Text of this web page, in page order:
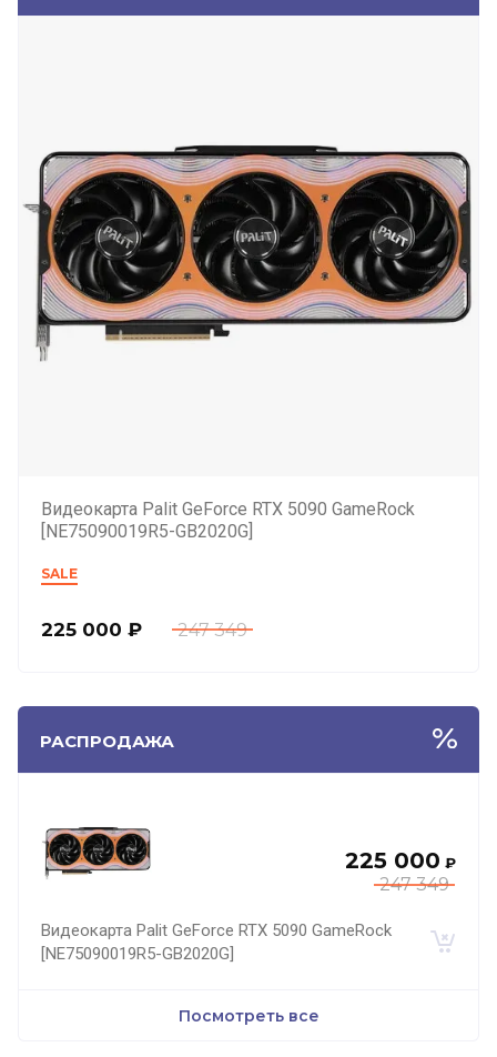
Видеокарта Palit GeForce RTX 5090 GameRock
[NE75090019R5-GB2020G]
SALE
247 349
225 000 ₽
РАСПРОДАЖА
247 349
225 000 ₽
Видеокарта Palit GeForce RTX 5090 GameRock
[NE75090019R5-GB2020G]
Посмотреть все